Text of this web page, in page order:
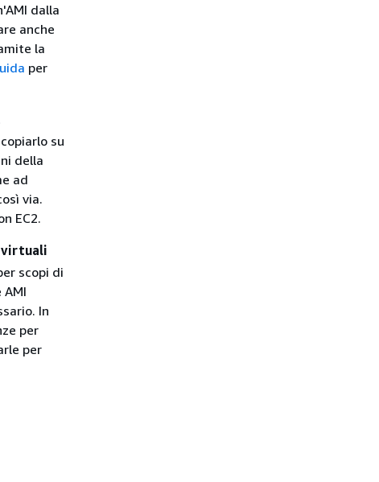
dalla
anche
la
per
su
della
ad
via.
EC2.
virtuali
scopi di
In
per
per